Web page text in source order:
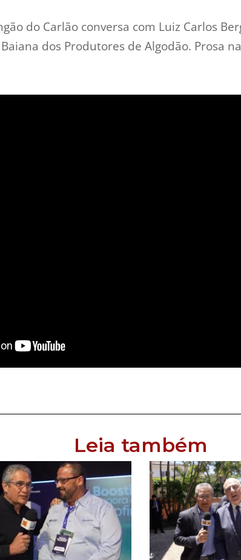
do Carlão conversa com Luiz Carlos
dos Produtores de Algodão. Prosa
Leia também